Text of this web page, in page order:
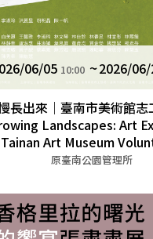
06/05 10:00 2026/
長出來｜臺南市美術館
Landscapes: Art
Tainan Art Museum
原臺南公園管理所